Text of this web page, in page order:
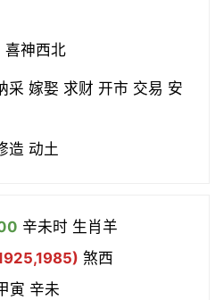
喜神西北
采 嫁娶 求财 开市 交易 安
造 动土
辛未时 生肖羊
煞西
寅 辛未